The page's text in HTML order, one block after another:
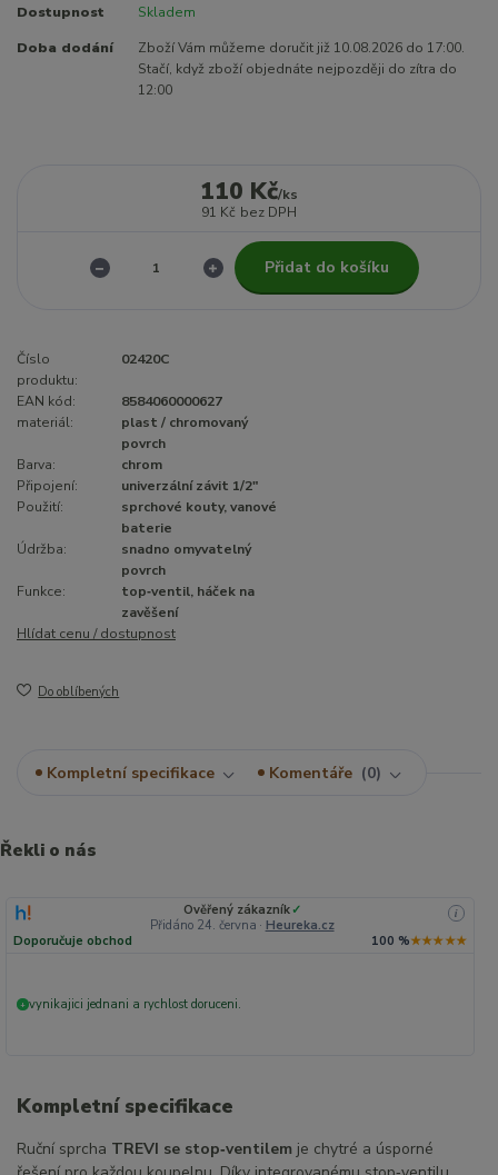
Dostupnost Skladem
Doba dodání
Zboží Vám můžeme doručit již 10.08.2026 do 17:00.
Stačí, když zboží objednáte nejpozději do zítra do
12:00
110 Kč/ks
91 Kč bez DPH
Přidat do košíku
Číslo
produktu:
02420C
EAN kód:
8584060000627
materiál:
plast / chromovaný
povrch
Barva:
chrom
Připojení:
univerzální závit 1/2"
Použití:
sprchové kouty, vanové
baterie
Údržba:
snadno omyvatelný
povrch
Funkce:
top‑ventil, háček na
zavěšení
Hlídat cenu / dostupnost
Do oblíbených
Kompletní specifikace Komentáře 0
Řekli o nás
Ověřený zákazník ✓
Přidáno 24. června · Heureka.cz
i
Doporučuje obchod 100 %★★★★★
+ vynikajici jednani a rychlost doruceni.
Kompletní specifikace
Ruční sprcha TREVI se stop‑ventilem je chytré a úsporné